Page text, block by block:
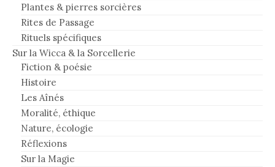
Plantes & pierres sorcières
Rites de Passage
Rituels spécifiques
Sur la Wicca & la Sorcellerie
Fiction & poésie
Histoire
Les Aînés
Moralité, éthique
Nature, écologie
Réflexions
Sur la Magie